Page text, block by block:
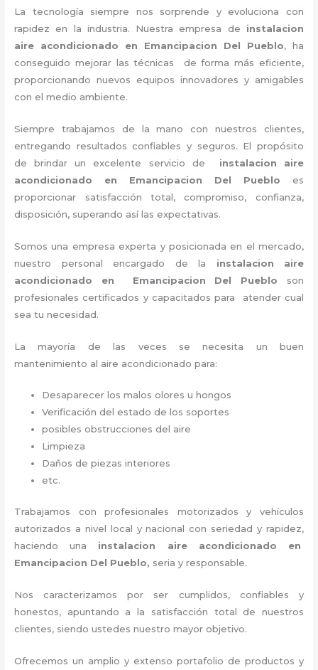
La tecnología siempre nos sorprende y evoluciona con
rapidez en la industria. Nuestra empresa de instalacion
aire acondicionado en Emancipacion Del Pueblo, ha
conseguido mejorar las técnicas de forma más eficiente,
proporcionando nuevos equipos innovadores y amigables
con el medio ambiente.
Siempre trabajamos de la mano con nuestros clientes,
entregando resultados confiables y seguros. El propósito
de brindar un excelente servicio de instalacion aire
acondicionado en Emancipacion Del Pueblo
es
proporcionar satisfacción total, compromiso, confianza,
disposición, superando así las expectativas.
Somos una empresa experta y posicionada en el mercado,
nuestro personal encargado de la instalacion aire
acondicionado en Emancipacion Del Pueblo
son
profesionales certificados y capacitados para atender cual
sea tu necesidad.
La mayoría de las veces se necesita un buen
mantenimiento al aire acondicionado para:
Desaparecer los malos olores u hongos
Verificación del estado de los soportes
posibles obstrucciones del aire
Limpieza
Daños de piezas interiores
etc.
Trabajamos con profesionales motorizados y vehículos
autorizados a nivel local y nacional con seriedad y rapidez,
haciendo una instalacion aire acondicionado en
Emancipacion Del Pueblo, seria y responsable.
Nos caracterizamos por ser cumplidos, confiables y
honestos, apuntando a la satisfacción total de nuestros
clientes, siendo ustedes nuestro mayor objetivo.
Ofrecemos un amplio y extenso portafolio de productos y